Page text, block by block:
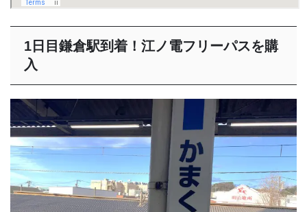
1日目鎌倉駅到着！江ノ電フリーパスを購
入